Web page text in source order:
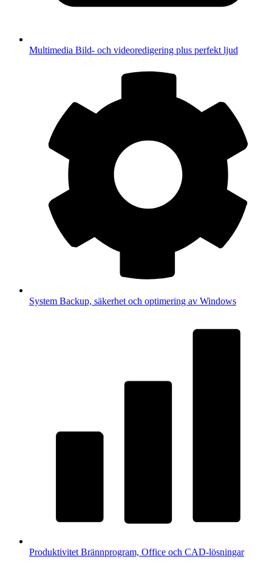
Multimedia Bild- och videoredigering plus perfekt ljud
System Backup, säkerhet och optimering av Windows
Produktivitet Brännprogram, Office och CAD-lösningar